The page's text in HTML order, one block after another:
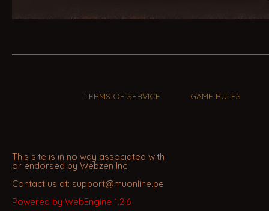
TERMS OF SERVICE GAME RULES
This site is in no way associated with
or endorsed by Webzen Inc.
Contact us at: support@muonline.pe
Powered by WebEngine 1.2.6